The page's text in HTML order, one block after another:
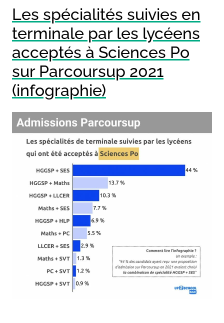
Les spécialités suivies en
terminale par les lycéens
acceptés à Sciences Po
sur Parcoursup 2021
(infographie)